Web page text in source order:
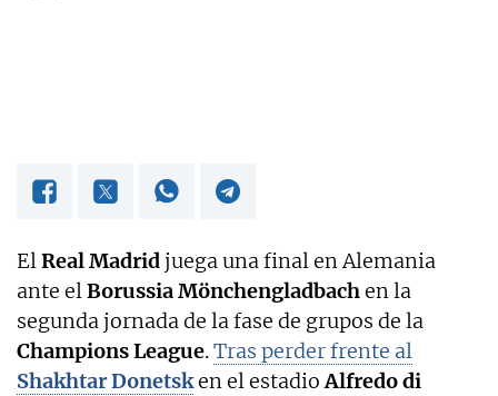
ElReal Madridjuega una final en Alemania
ante elBorussia Mönchengladbachen la
segunda jornada de la fase de grupos de la
Champions League.Tras perder frente al
Shakhtar Donetsken el estadioAlfredo di